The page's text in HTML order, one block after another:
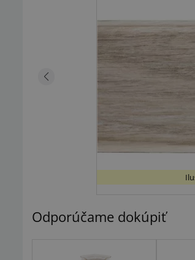
Odporúčame dokúpiť